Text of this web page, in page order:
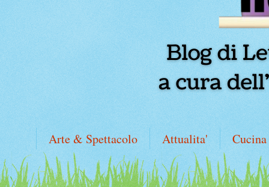
Arte & Spettacolo Attualita' Cucina